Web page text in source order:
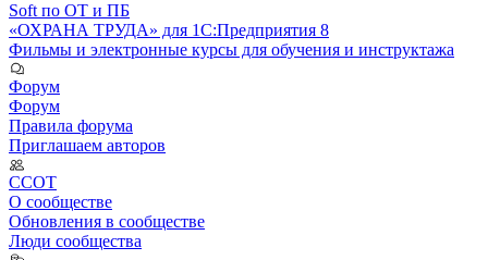
Soft по ОТ и ПБ
«ОХРАНА ТРУДА» для 1С:Предприятия 8
Фильмы и электронные курсы для обучения и инструктажа
Форум
Форум
Правила форума
Приглашаем авторов
ССОТ
О сообществе
Обновления в сообществе
Люди сообщества